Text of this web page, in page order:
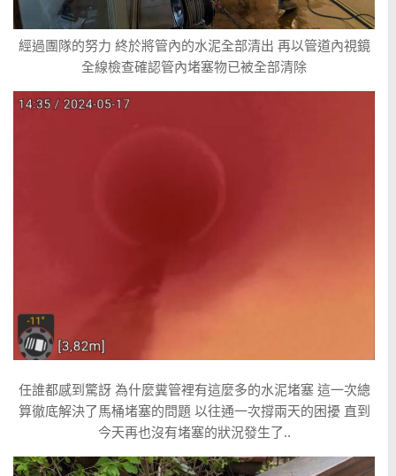
經過團隊的努力 終於將管內的水泥全部清出 再以管道內視鏡
全線檢查確認管內堵塞物已被全部清除
任誰都感到驚訝 為什麼糞管裡有這麼多的水泥堵塞 這一次總
算徹底解決了馬桶堵塞的問題 以往通一次撐兩天的困擾 直到
今天再也沒有堵塞的狀況發生了..